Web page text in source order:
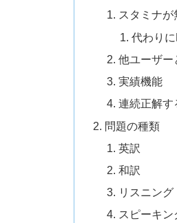
スタミナが
代わり
他ユーザー
実績機能
連続正解す
問題の種類
英訳
和訳
リスニング
スピーキ